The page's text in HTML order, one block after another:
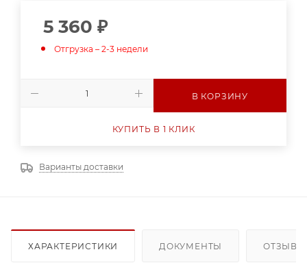
5 360 ₽
Отгрузка – 2-3 недели
В КОРЗИНУ
КУПИТЬ В 1 КЛИК
Варианты доставки
ХАРАКТЕРИСТИКИ ДОКУМЕНТЫ ОТЗЫВЫ